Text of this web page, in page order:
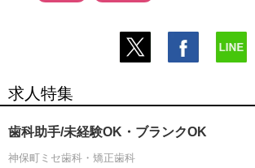
求人特集
歯科助手/未経験OK・ブランクOK
神保町ミセ歯科・矯正歯科